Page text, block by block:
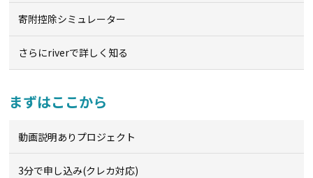
寄附控除シミュレーター
さらにriverで詳しく知る
まずはここから
動画説明ありプロジェクト
3分で申し込み(クレカ対応)